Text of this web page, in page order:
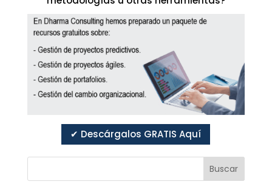
✔ Descárgalos GRATIS Aquí
Buscar